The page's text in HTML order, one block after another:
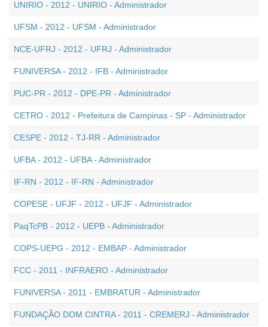
UNIRIO - 2012 - UNIRIO - Administrador
UFSM - 2012 - UFSM - Administrador
NCE-UFRJ - 2012 - UFRJ - Administrador
FUNIVERSA - 2012 - IFB - Administrador
PUC-PR - 2012 - DPE-PR - Administrador
CETRO - 2012 - Prefeitura de Campinas - SP - Administrador
CESPE - 2012 - TJ-RR - Administrador
UFBA - 2012 - UFBA - Administrador
IF-RN - 2012 - IF-RN - Administrador
COPESE - UFJF - 2012 - UFJF - Administrador
PaqTcPB - 2012 - UEPB - Administrador
COPS-UEPG - 2012 - EMBAP - Administrador
FCC - 2011 - INFRAERO - Administrador
FUNIVERSA - 2011 - EMBRATUR - Administrador
FUNDAÇÃO DOM CINTRA - 2011 - CREMERJ - Administrador